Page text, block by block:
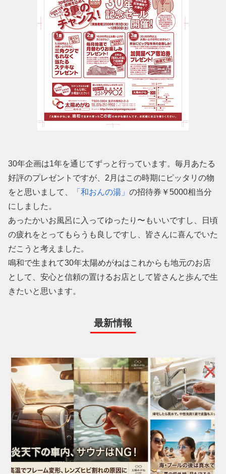
30年企画は1年を通じてずっと行っています。毎月あたる
好評のプレゼントですが、2月はこの時期にピッタリの物
をと思いまして、
「和おんの湯」 の招待券￥5000相当分
にしました。
あったかいお風呂に入ってゆったり〜もいいですし、日頃
の疲れをとってもらうも良しですし、皆さんに喜んでいた
だこうと考えました。
鳴和で生まれて30年太陽めがねはこれからも地元のお店
として、安心と信頼の置けるお店として皆さんと歩んで生
きたいと思います。
最新情報